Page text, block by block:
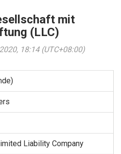
mit
(LLC)
18:14 (UTC+08:00)
Liability Company